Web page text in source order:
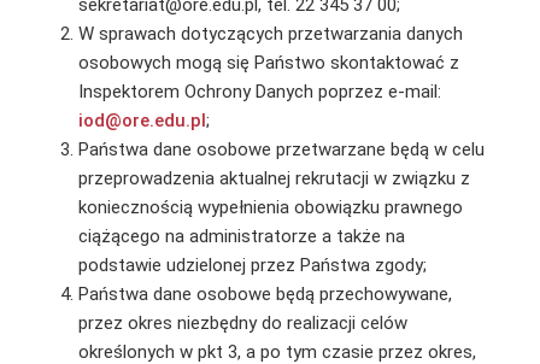
sekretariat@ore.edu.pl, tel. 22 345 37 00;
W sprawach dotyczących przetwarzania danych
osobowych mogą się Państwo skontaktować z
Inspektorem Ochrony Danych poprzez e-mail:
iod@ore.edu.pl;
Państwa dane osobowe przetwarzane będą w celu
przeprowadzenia aktualnej rekrutacji w związku z
koniecznością wypełnienia obowiązku prawnego
ciążącego na administratorze a także na
podstawie udzielonej przez Państwa zgody;
Państwa dane osobowe będą przechowywane,
przez okres niezbędny do realizacji celów
określonych w pkt 3, a po tym czasie przez okres,